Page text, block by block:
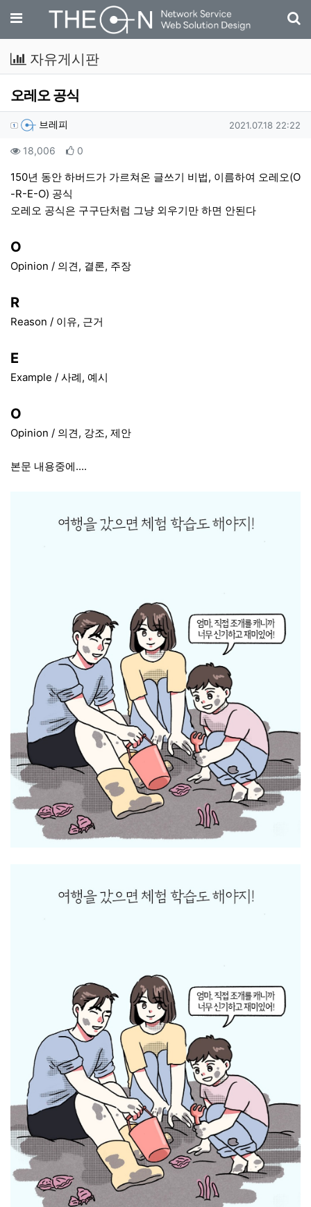
메뉴
자유게시판
오레오 공식
작성자 정보
브레피 작성일
2021.07.18 22:22
컨텐츠 정보
18,006 조회 0
본문
150년 동안 하버드가 가르쳐온 글쓰기 비법, 이름하여 오레오(O
-R-E-O) 공식
오레오 공식은 구구단처럼 그냥 외우기만 하면 안된다
O
Opinion / 의견, 결론, 주장
R
Reason / 이유, 근거
E
Example / 사례, 예시
O
Opinion / 의견, 강조, 제안
본문 내용중에....